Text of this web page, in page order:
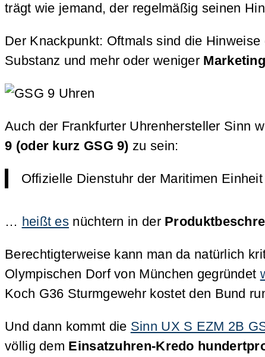
trägt wie jemand, der regelmäßig seinen
Der Knackpunkt: Oftmals sind die
Substanz und mehr oder weniger
Auch der Frankfurter Uhrenhersteller Sinn
9 (oder kurz GSG 9)zu sein:
Offizielle Dienstuhr der Maritimen
… heißt es nüchtern in der
Berechtigterweise kann man da natürlich
Olympischen Dorf von München gegründet
Koch G36 Sturmgewehr kostet den Bund
Und dann kommt die Sinn UX S EZM 2B
völlig dem Einsatzuhren-Kredo